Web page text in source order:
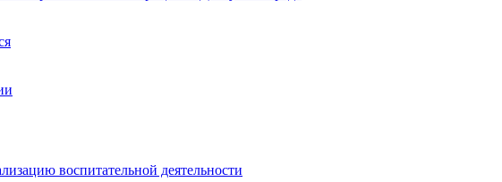
воспитательной деятельности